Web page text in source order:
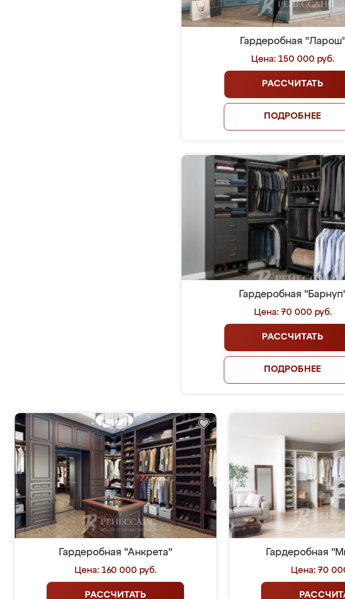
Гардеробная "Ларош"
Цена: 150 000 руб.
РАССЧИТАТЬ
ПОДРОБНЕЕ
Гардеробная
Цена: 70 000 руб.
РАССЧИТАТЬ
ПОДРОБНЕЕ
Гардеробная "Анкрета"
Цена: 160 000 руб.
РАССЧИТАТЬ
Гардеробная
Цена: 70